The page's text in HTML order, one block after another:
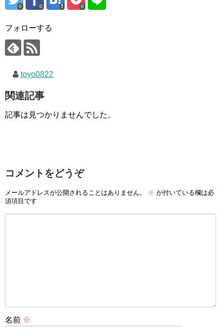
0 0 0
フォローする
toyo0822
関連記事
記事は見つかりませんでした。
コメントをどうぞ
メールアドレスが公開されることはありません。 ※ が付いている欄は必
須項目です
名前 ※